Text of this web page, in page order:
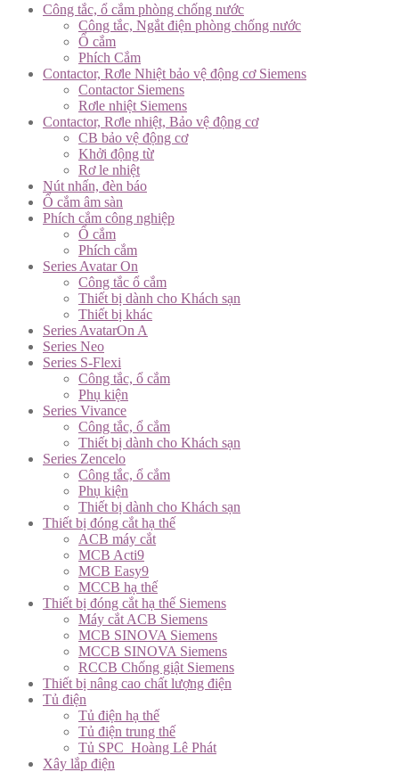
Công tắc, ổ cắm phòng chống nước
Công tắc, Ngắt điện phòng chống nước
Ổ cắm
Phích Cắm
Contactor, Rơle Nhiệt bảo vệ động cơ Siemens
Contactor Siemens
Rơle nhiệt Siemens
Contactor, Rơle nhiệt, Bảo vệ động cơ
CB bảo vệ động cơ
Khởi động từ
Rơ le nhiệt
Nút nhấn, đèn báo
Ổ cắm âm sàn
Phích cắm công nghiệp
Ổ cắm
Phích cắm
Series Avatar On
Công tắc ổ cắm
Thiết bị dành cho Khách sạn
Thiết bị khác
Series AvatarOn A
Series Neo
Series S-Flexi
Công tắc, ổ cắm
Phụ kiện
Series Vivance
Công tắc, ổ cắm
Thiết bị dành cho Khách sạn
Series Zencelo
Công tắc, ổ cắm
Phụ kiện
Thiết bị dành cho Khách sạn
Thiết bị đóng cắt hạ thế
ACB máy cắt
MCB Acti9
MCB Easy9
MCCB hạ thế
Thiết bị đóng cắt hạ thế Siemens
Máy cắt ACB Siemens
MCB SINOVA Siemens
MCCB SINOVA Siemens
RCCB Chống giật Siemens
Thiết bị nâng cao chất lượng điện
Tủ điện
Tủ điện hạ thế
Tủ điện trung thế
Tủ SPC_Hoàng Lê Phát
Xây lắp điện